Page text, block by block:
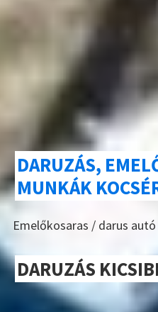
DARUZÁS,
MUNKÁK
Emelőkosaras / darus
DARUZÁS